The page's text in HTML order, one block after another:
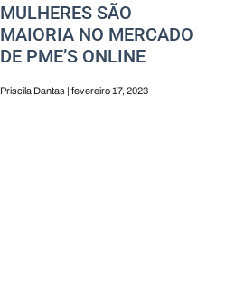
MULHERES SÃO
MAIORIA NO MERCADO
DE PME’S ONLINE
Priscila Dantas fevereiro 17, 2023